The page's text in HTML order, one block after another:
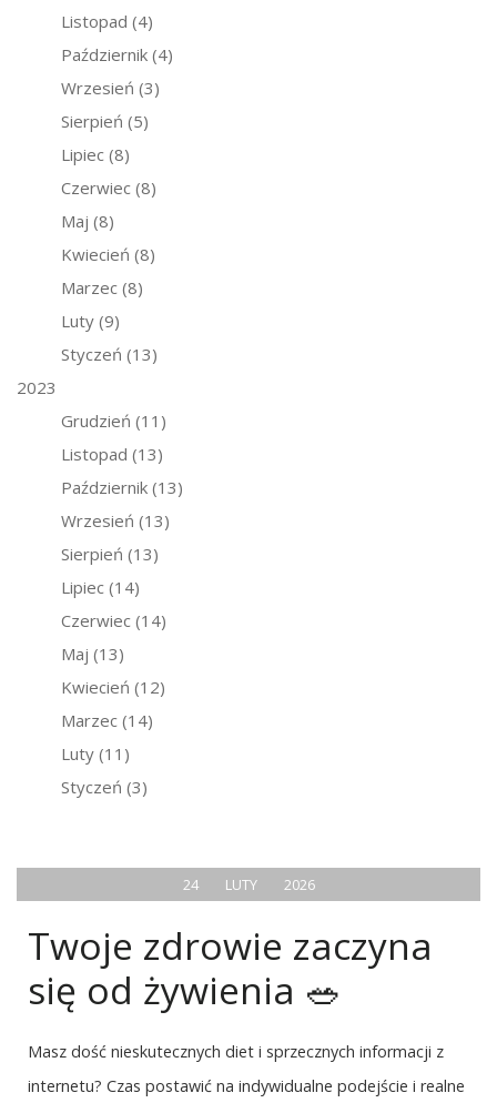
Listopad (4)
Październik (4)
Wrzesień (3)
Sierpień (5)
Lipiec (8)
Czerwiec (8)
Maj (8)
Kwiecień (8)
Marzec (8)
Luty (9)
Styczeń (13)
2023
Grudzień (11)
Listopad (13)
Październik (13)
Wrzesień (13)
Sierpień (13)
Lipiec (14)
Czerwiec (14)
Maj (13)
Kwiecień (12)
Marzec (14)
Luty (11)
Styczeń (3)
24 LUTY 2026
Twoje zdrowie zaczyna
się od żywienia 🥗
Masz dość nieskutecznych diet i sprzecznych informacji z
internetu? Czas postawić na indywidualne podejście i realne